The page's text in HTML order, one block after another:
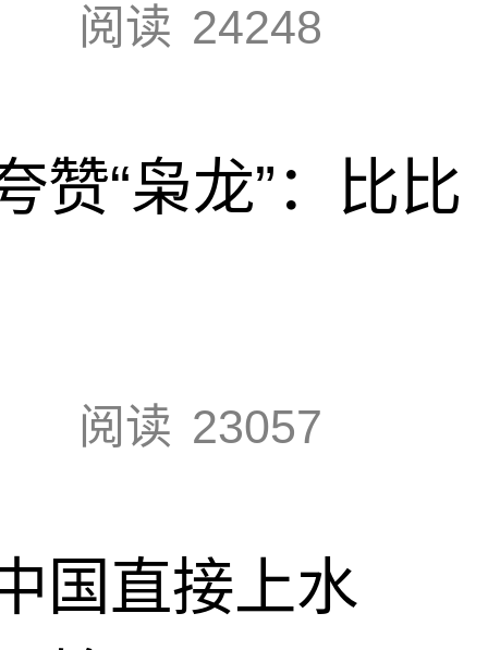
阅读 24248
赞“枭龙”：比比
阅读 23057
国直接上水